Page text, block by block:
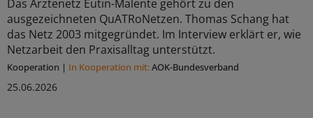
Das Ärztenetz Eutin-Malente gehört zu den
ausgezeichneten QuATRoNetzen. Thomas Schang hat
das Netz 2003 mitgegründet. Im Interview erklärt er, wie
Netzarbeit den Praxisalltag unterstützt.
Kooperation | In Kooperation mit:AOK-Bundesverband
25.06.2026